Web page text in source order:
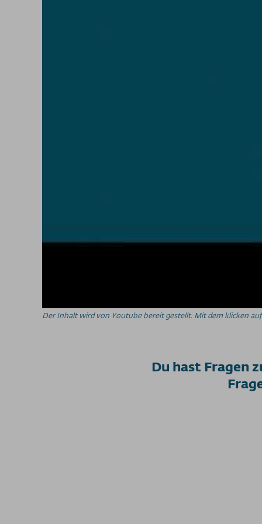
Der Inhalt wird von Youtube bereit gestellt. Mit dem klicken
Du hast Fragen